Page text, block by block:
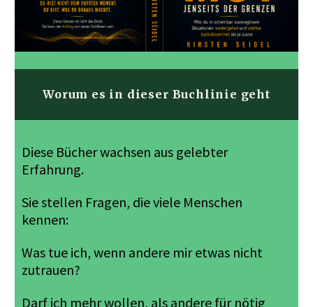
Worum es in dieser Buchlinie geht
Diese Bücher wachsen aus gelebter
Erfahrung.
Sie stellen Fragen, die viele Menschen
kennen:
Was tue ich, wenn andere mir etwas nicht
zutrauen?
Darf ich mehr wollen, als andere für nötig